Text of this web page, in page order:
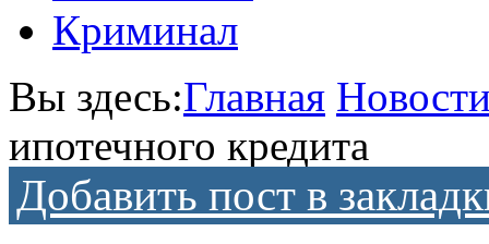
Криминал
Вы здесь:Главная
ипотечного кредита
Добавить пост в